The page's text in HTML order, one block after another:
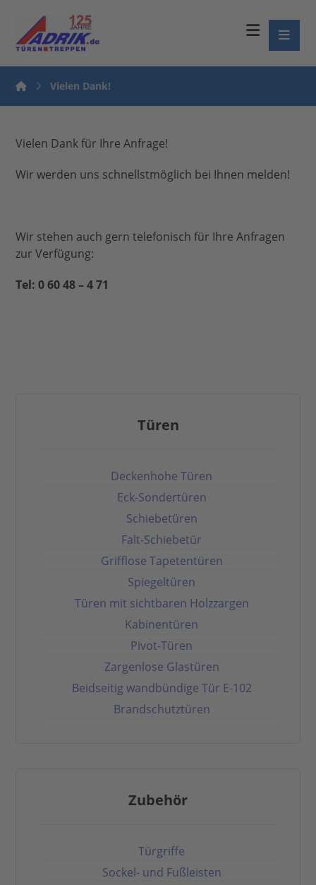
Vielen Dank!
Vielen Dank für Ihre Anfrage!
Wir werden uns schnellstmöglich bei Ihnen melden!
Wir stehen auch gern telefonisch für Ihre Anfragen
zur Verfügung:
Tel: 0 60 48 – 4 71
Türen
Deckenhohe Türen
Eck-Sondertüren
Schiebetüren
Falt-Schiebetür
Grifflose Tapetentüren
Spiegeltüren
Türen mit sichtbaren Holzzargen
Kabinentüren
Pivot-Türen
Zargenlose Glastüren
Beidseitig wandbündige Tür E-102
Brandschutztüren
Zubehör
Türgriffe
Sockel- und Fußleisten